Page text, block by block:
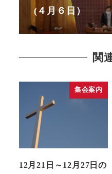
(４月６日）
関
集会案内
12月21日～12月27日の